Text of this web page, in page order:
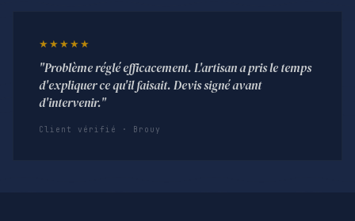
★★★★★
"Problème réglé efficacement. L'artisan a pris le temps
d'expliquer ce qu'il faisait. Devis signé avant
d'intervenir."
Client vérifié · Brouy